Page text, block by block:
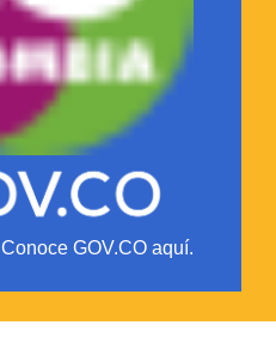
Conoce GOV.CO aquí.